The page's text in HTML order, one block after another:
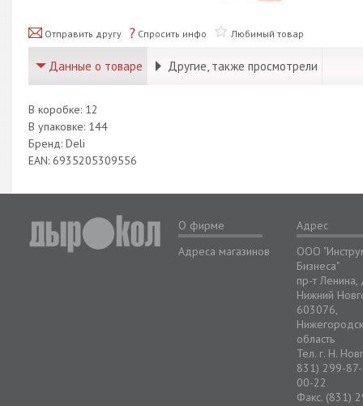
Отправить другу Спросить инфо Любимый товар
Данные о товаре Другие, также просмотрели
В коробке: 12
В упаковке: 144
Бренд: Deli
EAN: 6935205309556
О фирме
Адреса магазинов
Адрес
ООО
Бизнеса"
пр-т
Нижний
603076,
область
Тел. г. Н.
831) 299-
00-22
Факс. (831)